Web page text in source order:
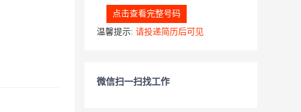
点击查看完整号码
温馨提示: 请投递简历后可见
微信扫一扫找工作